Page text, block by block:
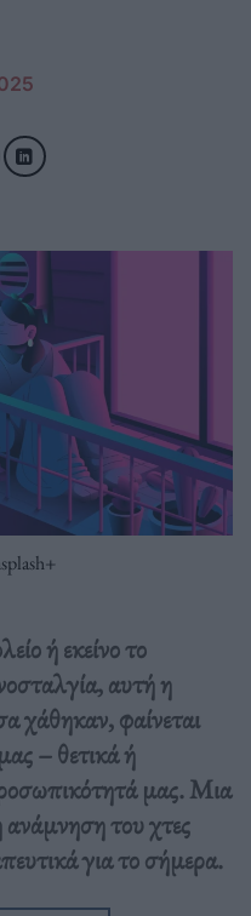
ή εκείνο το
αυτή η
χάθηκαν, φαίνεται
– θετικά ή
μας. Μια
ανάμνηση του χτες
για το σήμερα.